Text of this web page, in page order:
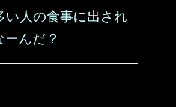
い人の食事に出され
ーんだ？